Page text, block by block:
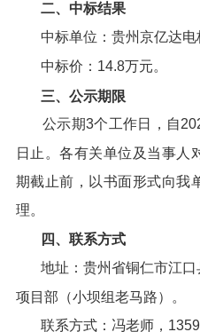
二、中标结果
中标单位：贵州京亿达电
中标价：14.8万元。
三、公示期限
公示期3个工作日，自
日止。各有关单位及当事人
期截止前，以书面形式向我
理。
四、联系方式
地址：贵州省铜仁市江
项目部（小坝组老马路）。
联系方式：冯老师，